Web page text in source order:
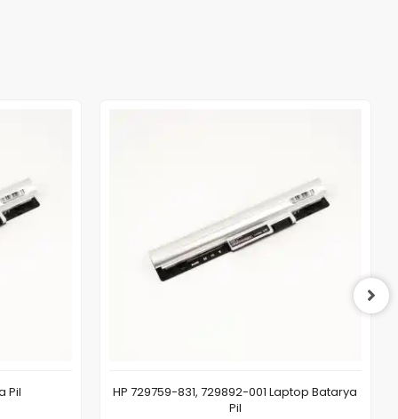
Pil
HP 729759-831, 729892-001 Laptop Batarya
Pil